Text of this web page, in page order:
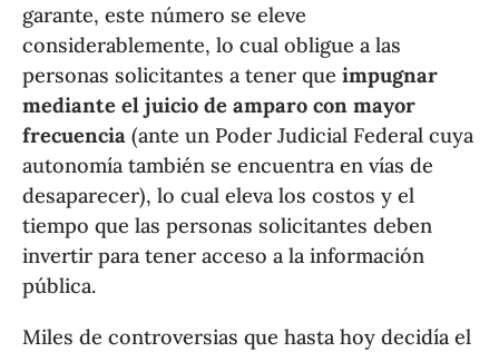
garante, este número se eleve
considerablemente, lo cual obligue a las
personas solicitantes a tener queimpugnar
mediante el juicio de amparo con mayor
frecuencia (ante un Poder Judicial Federal cuya
autonomía también se encuentra en vías de
desaparecer), lo cual eleva los costos y el
tiempo que las personas solicitantes deben
invertir para tener acceso a la información
pública.
Miles de controversias que hasta hoy decidía el